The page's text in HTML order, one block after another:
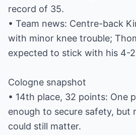
record of 35.
• Team news: Centre-back
with minor knee trouble;
expected to stick with his 4-
Cologne snapshot
• 14th place, 32 points: One
enough to secure safety, but
could still matter.